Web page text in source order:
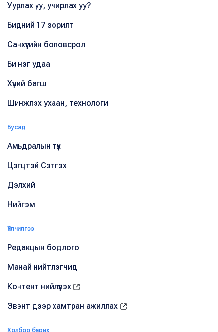
Уурлах уу, учирлах уу?
Бидний 17 зорилт
Санхүүгийн боловсрол
Би нэг удаа
Хүний багш
Шинжлэх ухаан, технологи
Бусад
Амьдралын түүх
Цэгцтэй Сэтгэх
Дэлхий
Нийгэм
Үйлчилгээ
Редакцын бодлого
Манай нийтлэгчид
Контент нийлүүлэх
Эвэнт дээр хамтран ажиллах
Холбоо барих